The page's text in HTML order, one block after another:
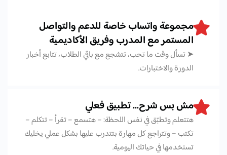
مجموعة واتساب خاصة للدعم والتواصل
المستمر مع المدرب وفريق الأكاديمية
➤ تسأل وقت ما تحب، تتشجع مع باقي الطلاب، تتابع أخبار
الدورة والاختبارات.
مش بس شرح… تطبيق فعلي
هتتعلم وتطبّق في نفس اللحظة: – هتسمع – تقرأ – تتكلم –
تكتب – وتتراجع كل مهارة بتتدرب عليها بشكل عملي يخليك
تستخدمها في حياتك اليومية.